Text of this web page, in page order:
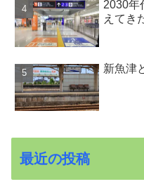
2030年
えてき
新魚津
最近の投稿